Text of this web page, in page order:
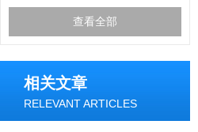
查看全部
相关文章
RELEVANT ARTICLES